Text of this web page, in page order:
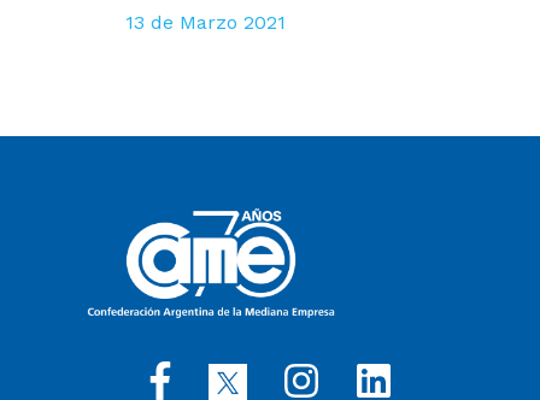
13 de Marzo 2021